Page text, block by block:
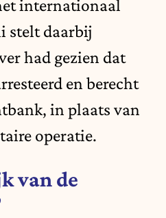
internationaal
stelt daarbij
had gezien dat
en berecht
in plaats van
operatie.
van de